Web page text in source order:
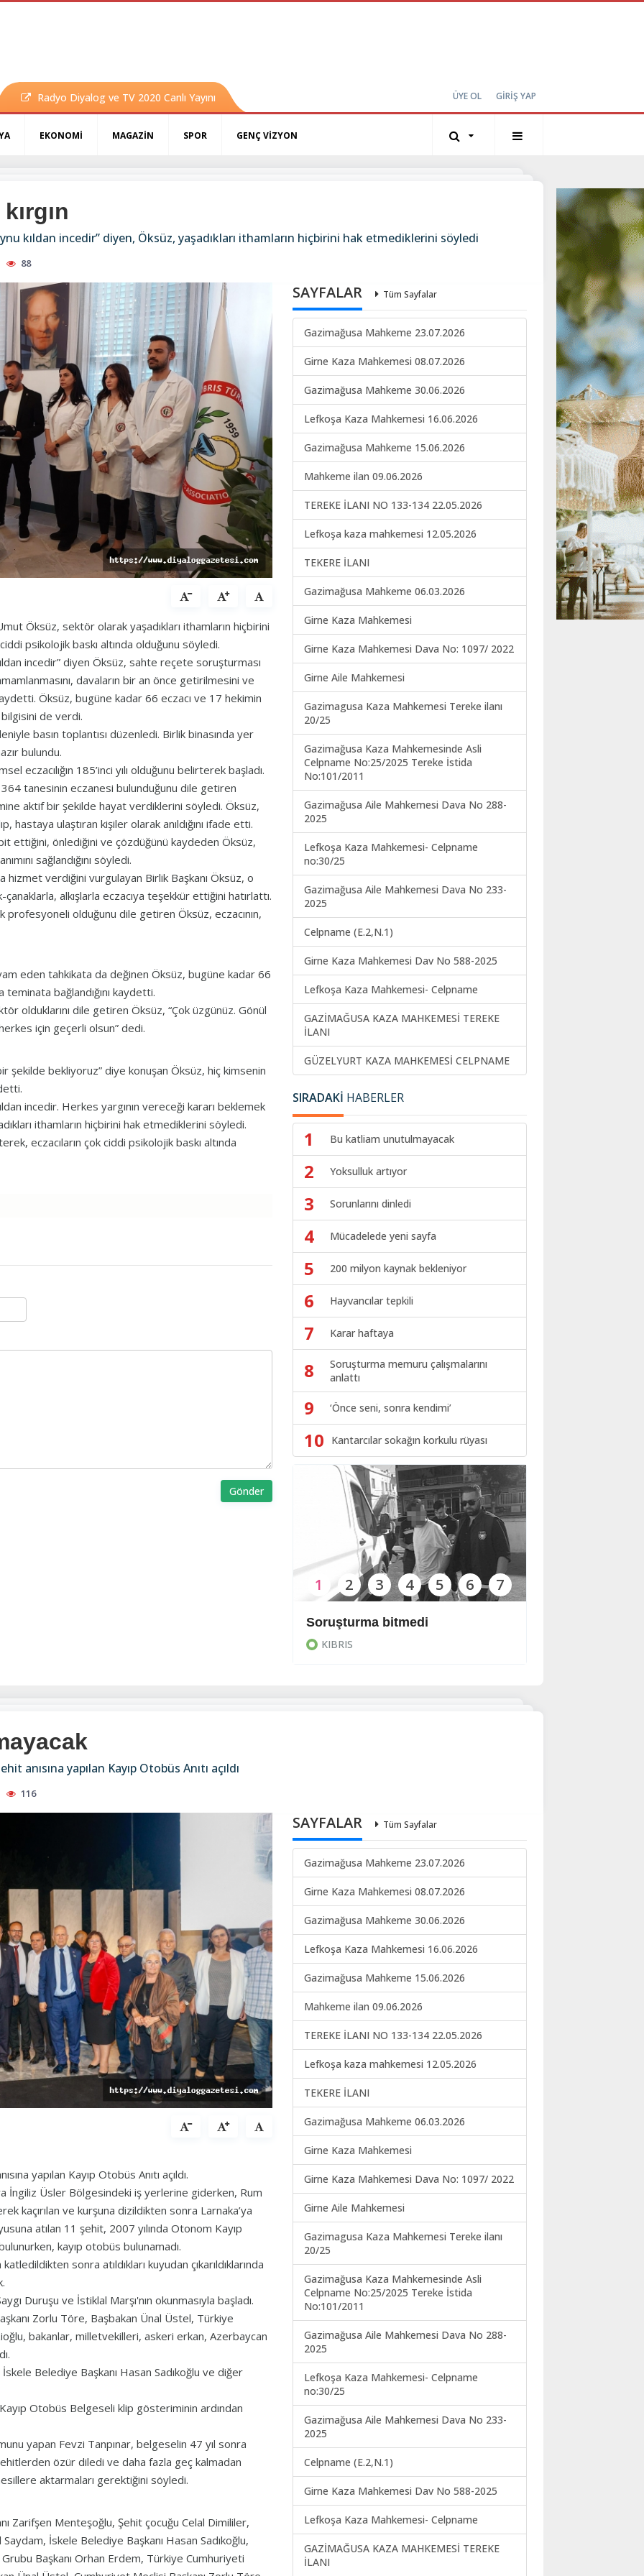
Radyo Diyalog ve TV 2020 Canlı Yayını ÜYE OL GİRİŞ YAP
EKONOMİ MAGAZİN SPOR GENÇ VİZYON
kıldan incedir” diyen, Öksüz, yaşadıkları ithamların hiçbirini hak etmediklerini söyledi
88
Öksüz, sektör olarak yaşadıkları ithamların hiçbirini
psikolojik baskı altında olduğunu söyledi.
incedir” diyen Öksüz, sahte reçete soruşturması
davaların bir an önce getirilmesini ve
Öksüz, bugüne kadar 66 eczacı ve 17 hekimin
bilgisini de verdi.
basın toplantısı düzenledi. Birlik binasında yer
bulundu.
eczacılığın 185’inci yılı olduğunu belirterek başladı.
tanesinin eczanesi bulunduğunu dile getiren
aktif bir şekilde hayat verdiklerini söyledi. Öksüz,
hastaya ulaştıran kişiler olarak anıldığını ifade etti.
ettiğini, önlediğini ve çözdüğünü kaydeden Öksüz,
sağlandığını söyledi.
hizmet verdiğini vurgulayan Birlik Başkanı Öksüz, o
alkışlarla eczacıya teşekkür ettiğini hatırlattı.
profesyoneli olduğunu dile getiren Öksüz, eczacının,
eden tahkikata da değinen Öksüz, bugüne kadar 66
bağlandığını kaydetti.
olduklarını dile getiren Öksüz, “Çok üzgünüz. Gönül
için geçerli olsun” dedi.
şekilde bekliyoruz” diye konuşan Öksüz, hiç kimsenin
incedir. Herkes yargının vereceği kararı beklemek
ithamların hiçbirini hak etmediklerini söyledi.
eczacıların çok ciddi psikolojik baskı altında
Gönder
SAYFALAR Tüm Sayfalar
Gazimağusa Mahkeme 23.07.2026
Girne Kaza Mahkemesi 08.07.2026
Gazimağusa Mahkeme 30.06.2026
Lefkoşa Kaza Mahkemesi 16.06.2026
Gazimağusa Mahkeme 15.06.2026
Mahkeme ilan 09.06.2026
TEREKE İLANI NO 133-134 22.05.2026
Lefkoşa kaza mahkemesi 12.05.2026
TEKERE İLANI
Gazimağusa Mahkeme 06.03.2026
Girne Kaza Mahkemesi
Girne Kaza Mahkemesi Dava No: 1097/ 2022
Girne Aile Mahkemesi
Gazimagusa Kaza Mahkemesi Tereke ilanı
20/25
Gazimağusa Kaza Mahkemesinde Asli
Celpname No:25/2025 Tereke İstida
No:101/2011
Gazimağusa Aile Mahkemesi Dava No 288-
2025
Lefkoşa Kaza Mahkemesi- Celpname
no:30/25
Gazimağusa Aile Mahkemesi Dava No 233-
2025
Celpname (E.2,N.1)
Girne Kaza Mahkemesi Dav No 588-2025
Lefkoşa Kaza Mahkemesi- Celpname
GAZİMAĞUSA KAZA MAHKEMESİ TEREKE
İLANI
GÜZELYURT KAZA MAHKEMESİ CELPNAME
SIRADAKİ HABERLER
1 Bu katliam unutulmayacak
2 Yoksulluk artıyor
3 Sorunlarını dinledi
4 Mücadelede yeni sayfa
5 200 milyon kaynak bekleniyor
6 Hayvancılar tepkili
7 Karar haftaya
8
Soruşturma memuru çalışmalarını
anlattı
9 ‘Önce seni, sonra kendimi’
10 Kantarcılar sokağın korkulu rüyası
Soruşturma bitmedi
KIBRIS
1 2 3 4 5 6 7
anısına yapılan Kayıp Otobüs Anıtı açıldı
116
yapılan Kayıp Otobüs Anıtı açıldı.
İngiliz Üsler Bölgesindeki iş yerlerine giderken, Rum
kaçırılan ve kurşuna dizildikten sonra Larnaka’ya
atılan 11 şehit, 2007 yılında Otonom Kayıp
kayıp otobüs bulunamadı.
sonra atıldıkları kuyudan çıkarıldıklarında
Duruşu ve İstiklal Marşı'nın okunmasıyla başladı.
Zorlu Töre, Başbakan Ünal Üstel, Türkiye
bakanlar, milletvekilleri, askeri erkan, Azerbaycan
Belediye Başkanı Hasan Sadıkoğlu ve diğer
Otobüs Belgeseli klip gösteriminin ardından
yapan Fevzi Tanpınar, belgeselin 47 yıl sonra
özür diledi ve daha fazla geç kalmadan
aktarmaları gerektiğini söyledi.
Zarifşen Menteşoğlu, Şehit çocuğu Celal Dimililer,
İskele Belediye Başkanı Hasan Sadıkoğlu,
Başkanı Orhan Erdem, Türkiye Cumhuriyeti
SAYFALAR Tüm Sayfalar
Gazimağusa Mahkeme 23.07.2026
Girne Kaza Mahkemesi 08.07.2026
Gazimağusa Mahkeme 30.06.2026
Lefkoşa Kaza Mahkemesi 16.06.2026
Gazimağusa Mahkeme 15.06.2026
Mahkeme ilan 09.06.2026
TEREKE İLANI NO 133-134 22.05.2026
Lefkoşa kaza mahkemesi 12.05.2026
TEKERE İLANI
Gazimağusa Mahkeme 06.03.2026
Girne Kaza Mahkemesi
Girne Kaza Mahkemesi Dava No: 1097/ 2022
Girne Aile Mahkemesi
Gazimagusa Kaza Mahkemesi Tereke ilanı
20/25
Gazimağusa Kaza Mahkemesinde Asli
Celpname No:25/2025 Tereke İstida
No:101/2011
Gazimağusa Aile Mahkemesi Dava No 288-
2025
Lefkoşa Kaza Mahkemesi- Celpname
no:30/25
Gazimağusa Aile Mahkemesi Dava No 233-
2025
Celpname (E.2,N.1)
Girne Kaza Mahkemesi Dav No 588-2025
Lefkoşa Kaza Mahkemesi- Celpname
GAZİMAĞUSA KAZA MAHKEMESİ TEREKE
İLANI